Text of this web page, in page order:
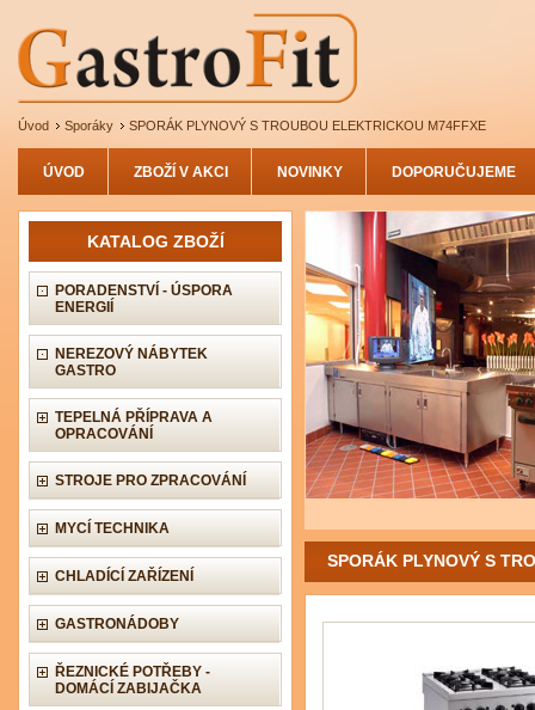
Úvod Sporáky SPORÁK PLYNOVÝ S TROUBOU ELEKTRICKOU M74FFXE
ÚVOD ZBOŽÍ V AKCI NOVINKY DOPORUČUJEME
KATALOG ZBOŽÍ
PORADENSTVÍ - ÚSPORA
ENERGIÍ
NEREZOVÝ NÁBYTEK
GASTRO
TEPELNÁ PŘÍPRAVA A
OPRACOVÁNÍ
STROJE PRO ZPRACOVÁNÍ
MYCÍ TECHNIKA
CHLADÍCÍ ZAŘÍZENÍ
GASTRONÁDOBY
ŘEZNICKÉ POTŘEBY -
DOMÁCÍ ZABIJAČKA
SPORÁK PLYNOVÝ S